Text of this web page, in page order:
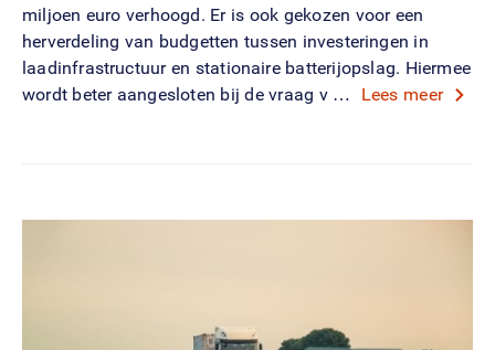
miljoen euro verhoogd. Er is ook gekozen voor een
herverdeling van budgetten tussen investeringen in
laadinfrastructuur en stationaire batterijopslag. Hiermee
wordt beter aangesloten bij de vraag v …
Lees meer